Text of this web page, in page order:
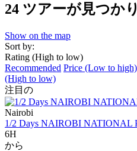
24 ツアーが見つか
Show on the map
Sort by:
Rating (High to low)
Recommended Price (Low to high)
(High to low)
注目の
Nairobi
1/2 Days NAIROBI NATIONAL
6H
から